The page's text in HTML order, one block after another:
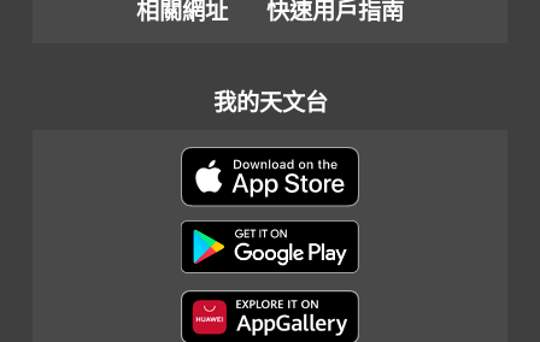
相關網址
快速用戶指南
我的天文台